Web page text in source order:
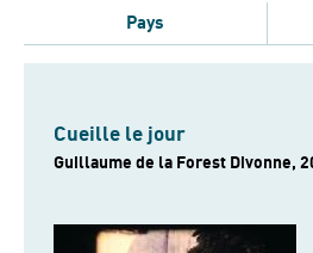
Pays
Cueille le jour
Guillaume de la Forest Divonne,